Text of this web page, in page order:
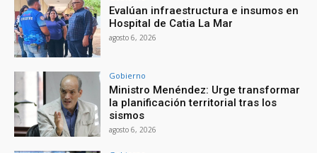
Evalúan infraestructura e insumos en
Hospital de Catia La Mar
agosto 6, 2026
Gobierno
Ministro Menéndez: Urge transformar
la planificación territorial tras los
sismos
agosto 6, 2026